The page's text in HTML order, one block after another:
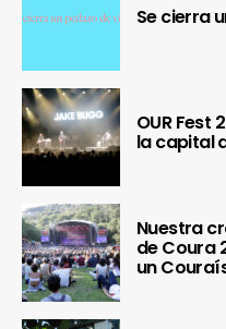
Se cierra
OUR Fest
la capital
Nuestra
de Coura
un